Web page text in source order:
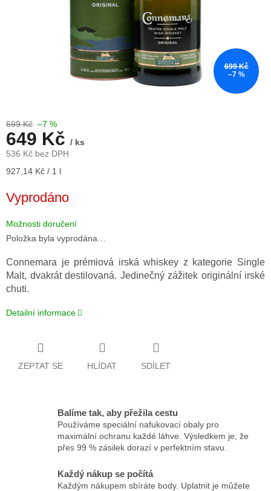
699 Kč
–7 %
699 Kč –7 %
649 Kč / ks
536 Kč bez DPH
Měrná
927,14 Kč / 1 l
Vyprodáno
Možnosti doručení
Položka byla vyprodána…
Connemara je prémiová irská whiskey z kategorie Single
Malt, dvakrát destilovaná. Jedinečný zážitek originální irské
chuti.
Detailní informace
ZEPTAT SE HLÍDAT SDÍLET
Balíme tak, aby přežila cestu
Používáme speciální nafukovací obaly pro
maximální ochranu každé láhve. Výsledkem je, že
přes 99 % zásilek dorazí v perfektním stavu.
Každý nákup se počítá
Každým nákupem sbíráte body. Uplatnit je můžete